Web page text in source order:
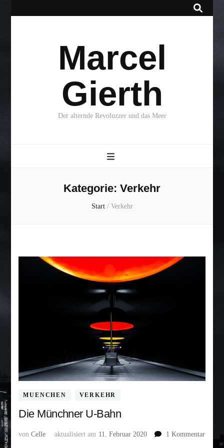
Marcel
Gierth
Der alternde Revoluzzer und das Meer
Kategorie: Verkehr
Start / Verkehr
MUENCHEN VERKEHR
Die Münchner U-Bahn
vonCelle aktualisiert am 11. Februar 2020 1 Kommentarzu